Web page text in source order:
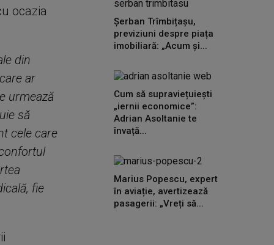
ocazia
din
ar
urmează
să
cele care
fie
Șerban Trîmbițașu,
previziuni despre piața
imobiliară: „Acum și...
Cum să supraviețuiești
„iernii economice”:
Adrian Asoltanie te
învață...
Marius Popescu, expert
în aviație, avertizează
pasagerii: „Vreți să...